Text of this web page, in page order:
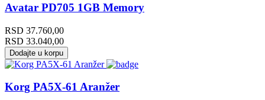
Avatar PD705 1GB Memory
RSD 37.760,00
RSD 33.040,00
Dodajte u korpu
Korg PA5X-61 Aranžer